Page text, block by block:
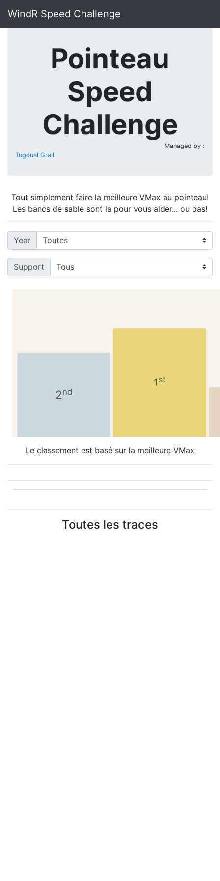
WindR Speed Challenge
Pointeau
Speed
Challenge
Managed by :
Tugdual Grall
Tout simplement faire la meilleure VMax au pointeau!
Les bancs de sable sont la pour vous aider... ou pas!
Year
Support
2nd
1 st
Le classement est basé sur la meilleure VMax
Toutes les traces